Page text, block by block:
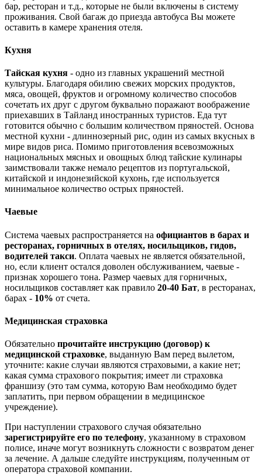
бар, ресторан и т.д., которые не были включены в систему
проживания. Свой багаж до приезда автобуса Вы можете
оставить в камере хранения отеля.
Кухня
Тайская кухня - одно из главных украшений местной
культуры. Благодаря обилию свежих морских продуктов,
мяса, овощей, фруктов и огромному количество способов
сочетать их друг с другом буквально поражают воображение
приехавших в Тайланд иностранных туристов. Еда тут
готовится обычно с большим количеством пряностей. Основа
местной кухни - длиннозерный рис, один из самых вкусных в
мире видов риса. Помимо приготовления всевозможных
национальных мясных и овощных блюд тайские кулинары
заимствовали также немало рецептов из португальской,
китайской и индонезийской кухонь, где используется
минимальное количество острых пряностей.
Чаевые
Система чаевых распространяется на официантов в барах и
ресторанах, горничных в отелях, носильщиков, гидов,
водителей такси. Оплата чаевых не является обязательной,
но, если клиент остался доволен обслуживанием, чаевые -
признак хорошего тона. Размер чаевых для горничных,
носильщиков составляет как правило 20-40 Бат, в ресторанах,
барах - 10% от счета.
Медицинская страховка
Обязательно прочитайте инструкцию (договор) к
медицинской страховке, выданную Вам перед вылетом,
уточните: какие случаи являются страховыми, а какие нет;
какая сумма страхового покрытия; имеет ли страховка
франшизу (это там сумма, которую Вам необходимо будет
заплатить, при первом обращении в медицинское
учреждение).
При наступлении страхового случая обязательно
зарегистрируйте его по телефону, указанному в страховом
полисе, иначе могут возникнуть сложности с возвратом денег
за лечение. А дальше следуйте инструкциям, полученным от
оператора страховой компании.